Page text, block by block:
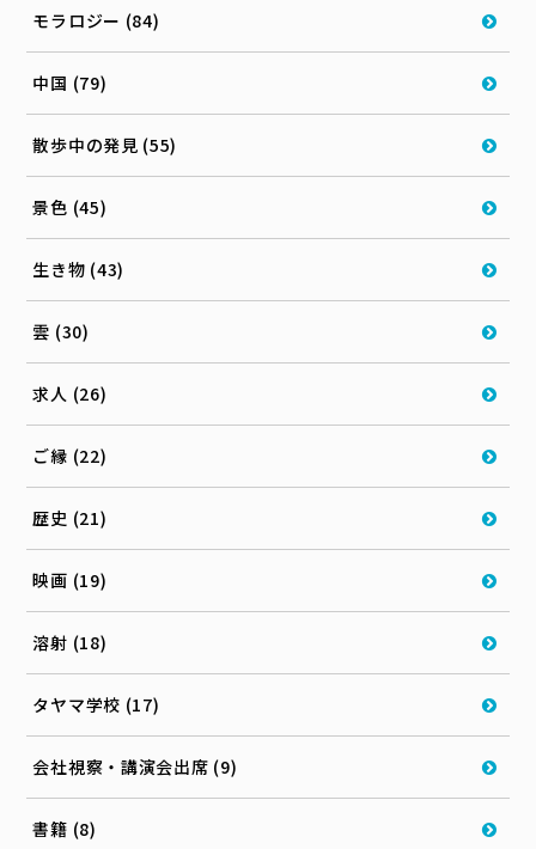
モラロジー (84)
中国 (79)
散歩中の発見 (55)
景色 (45)
生き物 (43)
雲 (30)
求人 (26)
ご縁 (22)
歴史 (21)
映画 (19)
溶射 (18)
タヤマ学校 (17)
会社視察・講演会出席 (9)
書籍 (8)